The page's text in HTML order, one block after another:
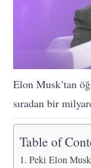
Elon Musk’tan
sıradan bir
Table of
Peki Elon